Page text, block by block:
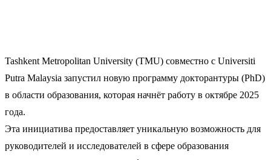
Tashkent Metropolitan University (TMU) совместно с Universiti
Putra Malaysia запустил новую программу докторантуры (PhD)
в области образования, которая начнёт работу в октябре 2025
года.
Эта инициатива предоставляет уникальную возможность для
руководителей и исследователей в сфере образования